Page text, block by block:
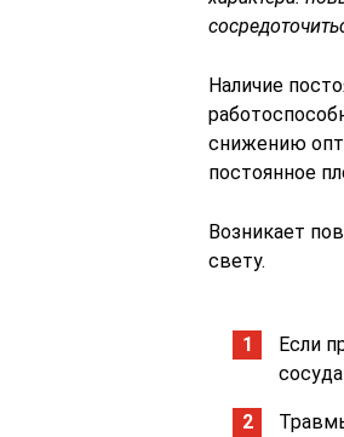
Наличие
снижению
постоянное
Возникает
свету.
Если